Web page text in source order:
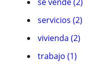
servicios (2)
vivienda (2)
trabajo (1)